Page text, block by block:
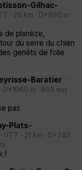
Gilhac-
· 26 km · D+890 m ·
de planèze,
du serre du chien
genêts de folie
Baratier
D+1060 m · 803 vus ·
pas
Plats-
VTT · 21 km · D+740
·
!